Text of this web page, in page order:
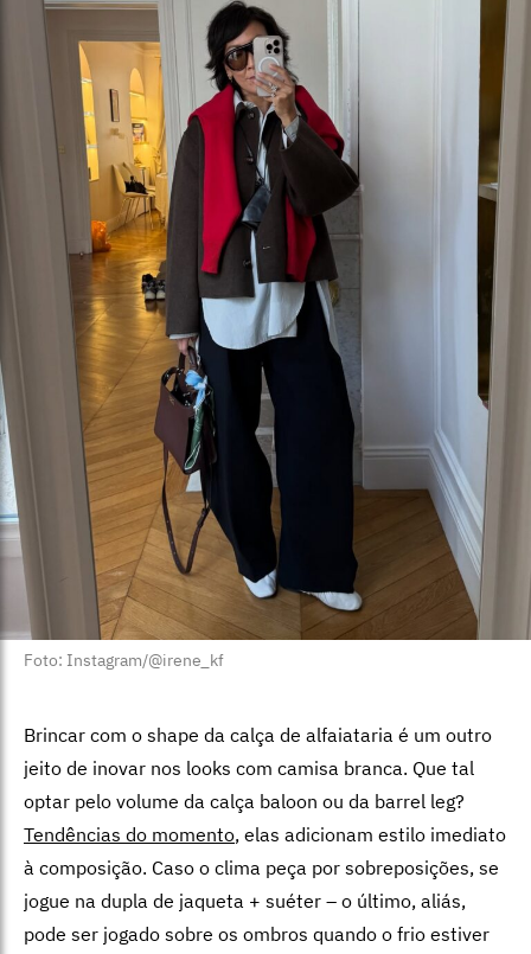
Foto: Instagram/@irene_kf
Brincar com o shape da calça de alfaiataria é um outro
jeito de inovar nos looks com camisa branca. Que tal
optar pelo volume da calça baloon ou da barrel leg?
Tendências do momento, elas adicionam estilo imediato
à composição. Caso o clima peça por sobreposições, se
jogue na dupla de jaqueta + suéter – o último, aliás,
pode ser jogado sobre os ombros quando o frio estiver